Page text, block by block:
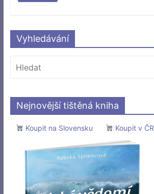
Vyhledávání
Nejnovější tištěná kniha
Koupit na Slovensku
Koupit v ČR